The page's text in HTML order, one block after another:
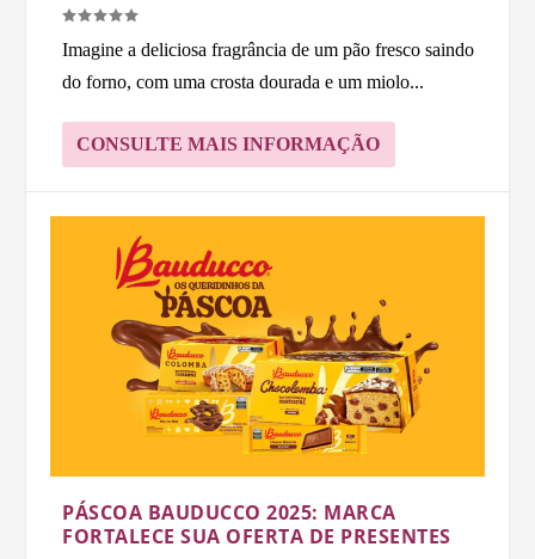
Imagine a deliciosa fragrância de um pão fresco saindo
do forno, com uma crosta dourada e um miolo...
CONSULTE MAIS INFORMAÇÃO
PÁSCOA BAUDUCCO 2025: MARCA
FORTALECE SUA OFERTA DE PRESENTES